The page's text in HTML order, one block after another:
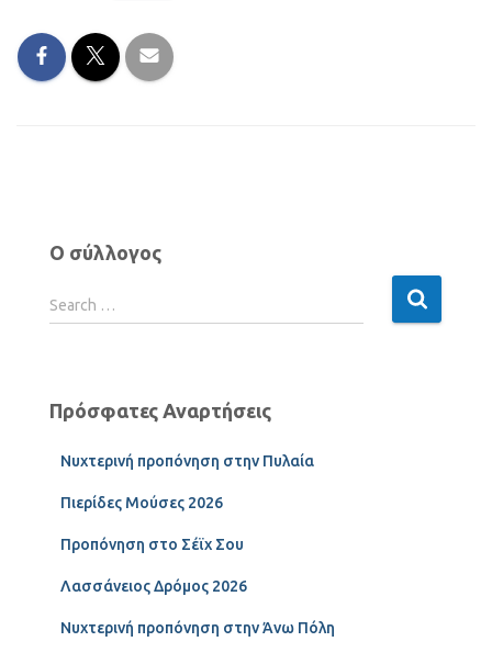
Ο σύλλογος
Search …
Πρόσφατες Αναρτήσεις
Νυχτερινή προπόνηση στην Πυλαία
Πιερίδες Μούσες 2026
Προπόνηση στο Σέϊχ Σου
Λασσάνειος Δρόμος 2026
Νυχτερινή προπόνηση στην Άνω Πόλη